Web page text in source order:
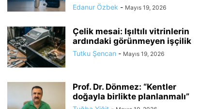
Edanur Özbek - Mayıs 19, 2026
Çelik mesai: Işıltılı vitrinlerin
ardındaki görünmeyen işçilik
Tutku Şencan - Mayıs 19, 2026
Prof. Dr. Dönmez: “Kentler
doğayla birlikte planlanmalı”